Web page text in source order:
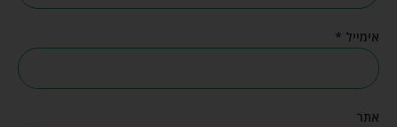
אימייל *
אתר